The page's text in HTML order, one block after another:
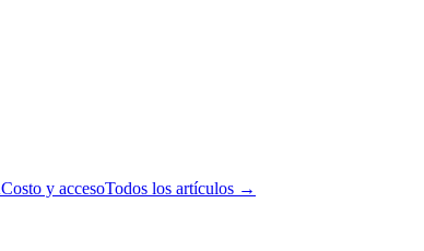
Costo y accesoTodos los artículos →